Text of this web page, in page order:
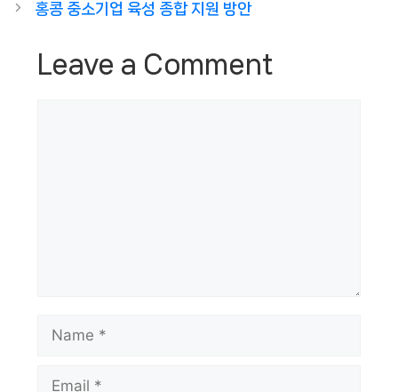
홍콩 중소기업 육성 종합 지원 방안
Leave a Comment
Name
Email